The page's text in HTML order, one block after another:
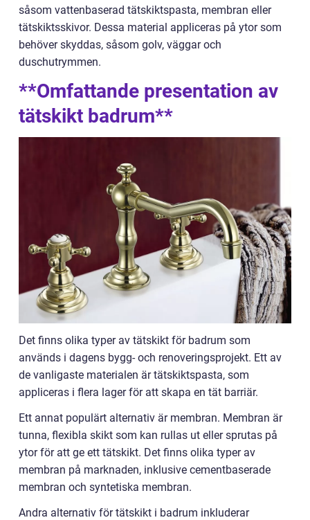
såsom vattenbaserad tätskiktspasta, membran eller
tätskiktsskivor. Dessa material appliceras på ytor som
behöver skyddas, såsom golv, väggar och
duschutrymmen.
**Omfattande presentation av
tätskikt badrum**
Det finns olika typer av tätskikt för badrum som
används i dagens bygg- och renoveringsprojekt. Ett av
de vanligaste materialen är tätskiktspasta, som
appliceras i flera lager för att skapa en tät barriär.
Ett annat populärt alternativ är membran. Membran är
tunna, flexibla skikt som kan rullas ut eller sprutas på
ytor för att ge ett tätskikt. Det finns olika typer av
membran på marknaden, inklusive cementbaserade
membran och syntetiska membran.
Andra alternativ för tätskikt i badrum inkluderar